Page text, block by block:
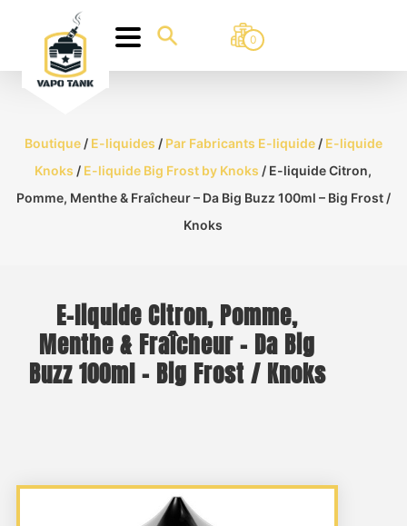
0
Boutique/ E-liquides / Par Fabricants E-liquide/ E-liquide
Knoks / E-liquide Big Frost by Knoks / E-liquide Citron,
Pomme, Menthe & Fraîcheur – Da Big Buzz 100ml – Big Frost /
Knoks
E-liquide Citron, Pomme,
Menthe & Fraîcheur – Da Big
Buzz 100ml – Big Frost / Knoks